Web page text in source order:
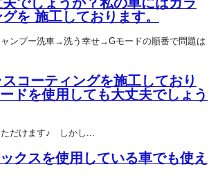
を 施工しております。
ンプー洗車→洗う幸せ→Gモードの順番で問題は
コーティングを施工しており
ドを使用しても大丈夫でしょう
だけます♪ しかし...
クスを使用している車でも使え